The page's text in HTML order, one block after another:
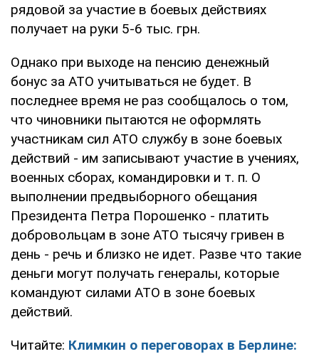
рядовой за участие в боевых действиях
получает на руки 5-6 тыс. грн.
Однако при выходе на пенсию денежный
бонус за АТО учитываться не будет. В
последнее время не раз сообщалось о том,
что чиновники пытаются не оформлять
участникам сил АТО службу в зоне боевых
действий - им записывают участие в учениях,
военных сборах, командировки и т. п. О
выполнении предвыборного обещания
Президента Петра Порошенко - платить
добровольцам в зоне АТО тысячу гривен в
день - речь и близко не идет. Разве что такие
деньги могут получать генералы, которые
командуют силами АТО в зоне боевых
действий.
Читайте: Климкин о переговорах в Берлине: